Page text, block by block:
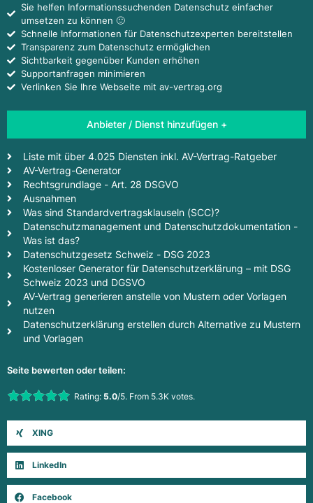
Sie helfen Informationssuchenden Datenschutz einfacher
umsetzen zu können 🙂
Schnelle Informationen für Datenschutzexperten bereitstellen
Transparenz zum Datenschutz ermöglichen
Sichtbarkeit gegenüber Kunden erhöhen
Supportanfragen minimieren
Verlinken Sie Ihre Webseite mit av-vertrag.org
Anbieter / Dienst hinzufügen +
Liste mit über 4.025 Diensten inkl. AV-Vertrag-Ratgeber
AV-Vertrag-Generator
Rechtsgrundlage - Art. 28 DSGVO
Ausnahmen
Was sind Standardvertragsklauseln (SCC)?
Datenschutzmanagement und Datenschutzdokumentation -
Was ist das?
Datenschutzgesetz Schweiz - DSG 2023
Kostenloser Generator für Datenschutzerklärung – mit DSG
Schweiz 2023 und DGSVO
AV-Vertrag generieren anstelle von Mustern oder Vorlagen
nutzen
Datenschutzerklärung erstellen durch Alternative zu Mustern
und Vorlagen
Seite bewerten oder teilen:
Rate this item:Rating: 5.0/5. From 5.3K votes.
XING
LinkedIn
Facebook